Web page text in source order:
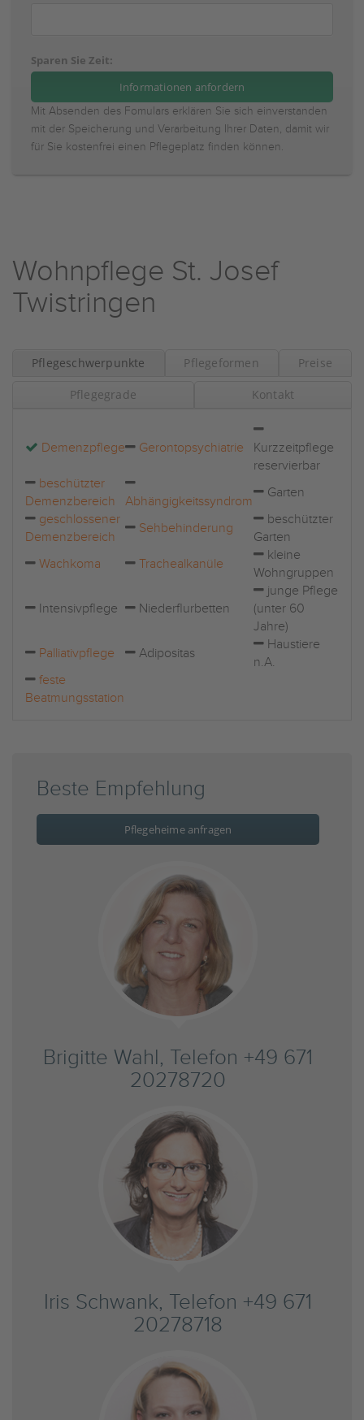
Sparen Sie Zeit:
Mit Absenden des Fomulars erklären Sie sich einverstanden
mit der Speicherung und Verarbeitung Ihrer Daten, damit wir
für Sie kostenfrei einen Pflegeplatz finden können.
Wohnpflege St. Josef
Twistringen
Pflegeschwerpunkte Pflegeformen Preise
Pflegegrade Kontakt
Demenzpflege Gerontopsychiatrie
Kurzzeitpflege
reservierbar
beschützter
Demenzbereich
Abhängigkeitssyndrom
Garten
geschlossener
Demenzbereich
Sehbehinderung
beschützter
Garten
Wachkoma
Trachealkanüle
kleine
Wohngruppen
Intensivpflege Niederflurbetten
junge Pflege
(unter 60
Jahre)
Palliativpflege
Adipositas
Haustiere
n.A.
feste
Beatmungsstation
Beste Empfehlung
Pflegeheime anfragen
Brigitte Wahl, Telefon +49 671
20278720
Iris Schwank, Telefon +49 671
20278718